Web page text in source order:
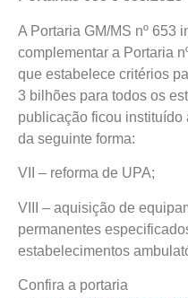
A Portaria GM/MS nº 653
complementar a Portaria
que estabelece critérios
3 bilhões para todos os
publicação ficou instituído
da seguinte forma:
VII – reforma de UPA;
VIII – aquisição de
permanentes
estabelecimentos
Confira a portaria